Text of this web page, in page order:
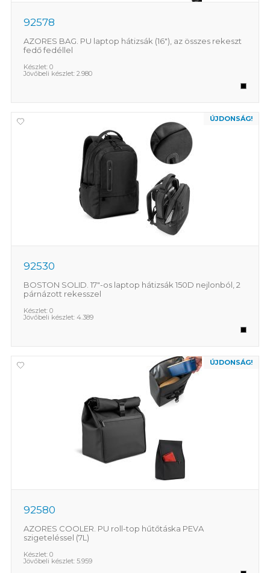
92578
AZORES BAG. PU laptop hátizsák (16"), az összes rekeszt
fedő fedéllel
Készlet: 0
Jövőbeli készlet: 2.980
ÚJDONSÁG!
92530
BOSTON SOLID. 17"-os laptop hátizsák 150D nejlonból, 2
párnázott rekesszel
Készlet: 0
Jövőbeli készlet: 4.389
ÚJDONSÁG!
92580
AZORES COOLER. PU roll-top hűtőtáska PEVA
szigeteléssel (7L)
Készlet: 0
Jövőbeli készlet: 5.959